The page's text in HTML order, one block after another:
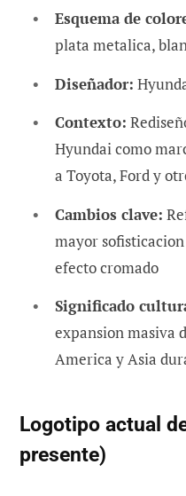
Esquema de
plata metalica,
Diseñador:
Contexto:
Hyundai como
a Toyota, Ford y
Cambios clave:
mayor
efecto cromado
Significado
expansion masiva
America y Asia
Logotipo actual
presente)